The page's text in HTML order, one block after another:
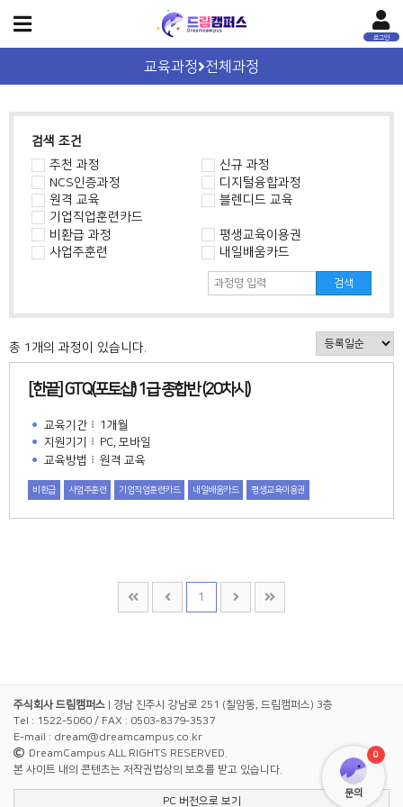
교육과정 전체과정
검색 조건
추천 과정
신규 과정
NCS인증과정
디지털융합과정
원격 교육
블렌디드 교육
기업직업훈련카드
비환급 과정
평생교육이용권
사업주훈련
내일배움카드
총 1개의 과정이 있습니다.
[한끝] GTQ(포토샵) 1급 종합반 (20차시)
교육기간
1개월
지원기기
PC, 모바일
교육방법
원격 교육
비환급 사업주훈련 기업직업훈련카드 내일배움카드 평생교육이용권
1
주식회사 드림캠퍼스 | 경남 진주시 강남로 251 (칠암동, 드림캠퍼스) 3층
Tel : 1522-5060 / FAX : 0503-8379-3537
E-mail : dream@dreamcampus.co.kr
DreamCampus ALL RIGHTS RESERVED.
본 사이트 내의 콘텐츠는 저작권법상의 보호를 받고 있습니다.
PC 버전으로 보기
문의